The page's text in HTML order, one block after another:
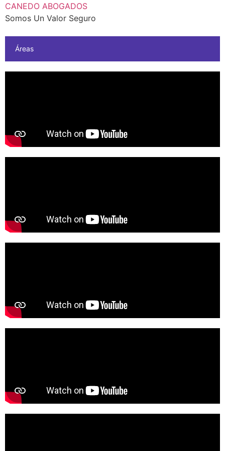
CANEDO ABOGADOS
Somos Un Valor Seguro
Áreas